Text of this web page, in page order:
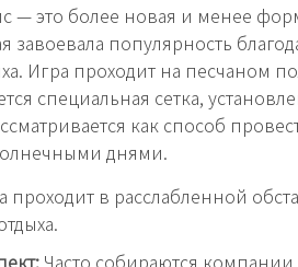
— это более новая и менее
завоевала популярность
Игра проходит на песчаном
специальная сетка,
как способ
днями.
проходит в расслабленной
Часто собираются компании